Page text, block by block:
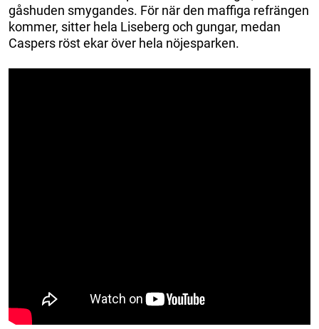
gåshuden smygandes. För när den maffiga refrängen
kommer, sitter hela Liseberg och gungar, medan
Caspers röst ekar över hela nöjesparken.